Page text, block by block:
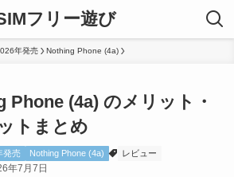
フリー遊び
年発売 Nothing Phone (4a)
Phone (4a) のメリット・
トまとめ
発売 Nothing Phone (4a) レビュー
年7月7日